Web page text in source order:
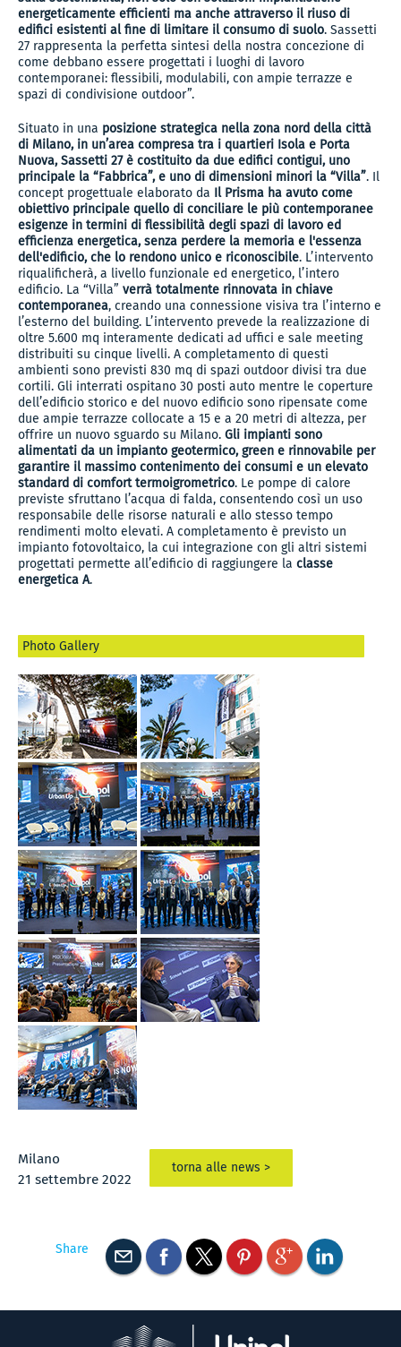
energeticamente efficienti ma anche attraverso il riuso di
edifici esistenti al fine di limitare il consumo di suolo. Sassetti
27 rappresenta la perfetta sintesi della nostra concezione di
come debbano essere progettati i luoghi di lavoro
contemporanei: flessibili, modulabili, con ampie terrazze e
spazi di condivisione outdoor”.
Situato in una posizione strategica nella zona nord della città
di Milano, in un’area compresa tra i quartieri Isola e Porta
Nuova, Sassetti 27 è costituito da due edifici contigui, uno
principale la “Fabbrica”, e uno di dimensioni minori la “Villa”. Il
concept progettuale elaborato da Il Prisma ha avuto come
obiettivo principale quello di conciliare le più contemporanee
esigenze in termini di flessibilità degli spazi di lavoro ed
efficienza energetica, senza perdere la memoria e l'essenza
dell'edificio, che lo rendono unico e riconoscibile. L’intervento
riqualificherà, a livello funzionale ed energetico, l’intero
edificio. La “Villa” verrà totalmente rinnovata in chiave
contemporanea, creando una connessione visiva tra l’interno e
l’esterno del building. L’intervento prevede la realizzazione di
oltre 5.600 mq interamente dedicati ad uffici e sale meeting
distribuiti su cinque livelli. A completamento di questi
ambienti sono previsti 830 mq di spazi outdoor divisi tra due
cortili. Gli interrati ospitano 30 posti auto mentre le coperture
dell’edificio storico e del nuovo edificio sono ripensate come
due ampie terrazze collocate a 15 e a 20 metri di altezza, per
offrire un nuovo sguardo su Milano. Gli impianti sono
alimentati da un impianto geotermico, green e rinnovabile per
garantire il massimo contenimento dei consumi e un elevato
standard di comfort termoigrometrico. Le pompe di calore
previste sfruttano l’acqua di falda, consentendo così un uso
responsabile delle risorse naturali e allo stesso tempo
rendimenti molto elevati. A completamento è previsto un
impianto fotovoltaico, la cui integrazione con gli altri sistemi
progettati permette all’edificio di raggiungere la classe
energetica A.
Photo Gallery
Milano
21 settembre 2022
torna alle news >
Share